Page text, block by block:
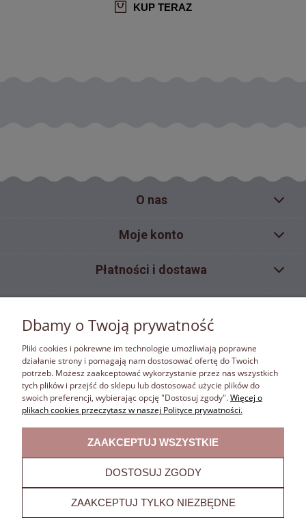
KUP TERAZ
O nas
Moje konto
Płatności i dostawa
Informacje
ZAKAZ KOPIOWANIA
Materiały umieszczone w sklepie internetowym bonafora.pl objęte są ochroną wynikającą z
ustawy z dnia 4 lutego 1994 r. o prawie autorskim i prawach pokrewnych. Właścicielem
i prawach pokrewnych. Zabrania się kopiowania i rozpowszechniania zamieszczonych w
sklepie internetowym bonafora.pl fotografii, grafik,banerów, znaków, tekstów itp. pod groźbą
sankcji prawnych.
POKAŻ PEŁNĄ WERSJĘ STRONY
Dbamy o Twoją prywatność
Pliki cookies i pokrewne im technologie umożliwiają poprawne
działanie strony i pomagają nam dostosować ofertę do Twoich
potrzeb. Możesz zaakceptować wykorzystanie przez nas wszystkich
tych plików i przejść do sklepu lub dostosować użycie plików do
swoich preferencji, wybierając opcję "Dostosuj zgody".Więcej o
plikach cookies przeczytasz w naszej Polityce prywatności.
ZAAKCEPTUJ TYLKO NIEZBĘDNE
DOSTOSUJ ZGODY
ZAAKCEPTUJ WSZYSTKIE